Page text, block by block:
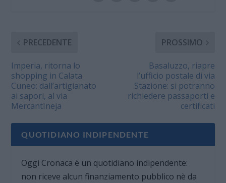
PRECEDENTE
Imperia, ritorna lo
shopping in Calata
Cuneo: dall’artigianato
ai sapori, al via
MercantIneja
PROSSIMO
Basaluzzo, riapre
l’ufficio postale di via
Stazione: si potranno
richiedere passaporti e
certificati
QUOTIDIANO INDIPENDENTE
Oggi Cronaca è un quotidiano indipendente:
non riceve alcun finanziamento pubblico nè da